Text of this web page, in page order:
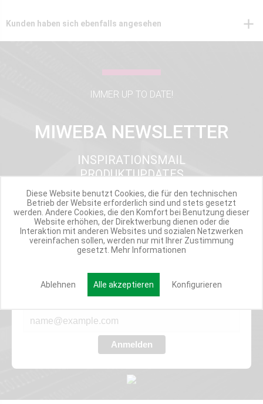
Kunden haben sich ebenfalls angesehen
IMMER UP TO DATE!
MIWEBA NEWSLETTER
INSPIRATIONSMAIL
PRODUKTUPDATES
TOP INFORMIERT
ANGEBOTE
Werde Teil der Miweba Community!
Verpasse nie wieder exklusive Newsletter-Rabatte und Aktionen
Anmelden
Diese Website benutzt Cookies, die für den technischen
Betrieb der Website erforderlich sind und stets gesetzt
werden. Andere Cookies, die den Komfort bei Benutzung dieser
Website erhöhen, der Direktwerbung dienen oder die
Interaktion mit anderen Websites und sozialen Netzwerken
vereinfachen sollen, werden nur mit Ihrer Zustimmung
gesetzt. Mehr Informationen
Ablehnen Alle akzeptieren Konfigurieren